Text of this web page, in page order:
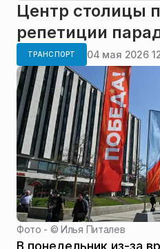
Центр столицы
репетиции
ТРАНСПОРТ 04 мая 2026
Фото - ©Илья Питалев
В понедельник из-за